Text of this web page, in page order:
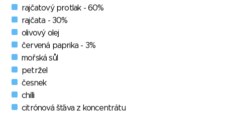
rajčatový protlak - 60%
rajčata - 30%
olivový olej
červená paprika - 3%
mořská sůl
petržel
česnek
chilli
citrónová šťáva z koncentrátu